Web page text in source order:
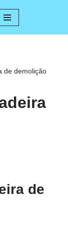
de demolição
de